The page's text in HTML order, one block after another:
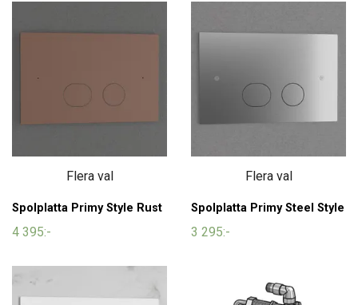
Flera val
Spolplatta Primy Style Rust
4 395:-
Flera val
Spolplatta Primy Steel Style
3 295:-